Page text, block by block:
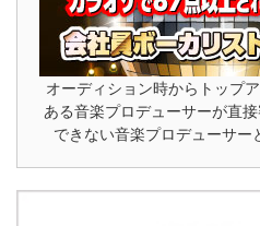
オーディション時からトップ
ある音楽プロデューサーが直
できない音楽プロデューサー